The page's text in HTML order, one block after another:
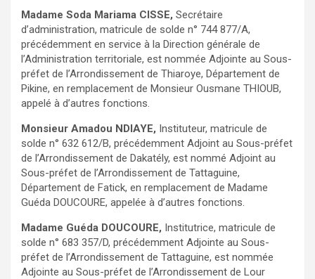
Madame Soda Mariama CISSE, Secrétaire
d’administration, matricule de solde n° 744 877/A,
précédemment en service à la Direction générale de
l’Administration territoriale, est nommée Adjointe au Sous-
préfet de l’Arrondissement de Thiaroye, Département de
Pikine, en remplacement de Monsieur Ousmane THIOUB,
appelé à d’autres fonctions.
Monsieur Amadou NDIAYE, Instituteur, matricule de
solde n° 632 612/B, précédemment Adjoint au Sous-préfet
de l’Arrondissement de Dakatély, est nommé Adjoint au
Sous-préfet de l’Arrondissement de Tattaguine,
Département de Fatick, en remplacement de Madame
Guéda DOUCOURE, appelée à d’autres fonctions.
Madame Guéda DOUCOURE, Institutrice, matricule de
solde n° 683 357/D, précédemment Adjointe au Sous-
préfet de l’Arrondissement de Tattaguine, est nommée
Adjointe au Sous-préfet de l’Arrondissement de Lour